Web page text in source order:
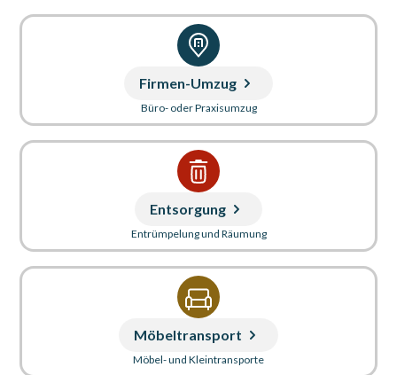
Firmen-Umzug
Büro- oder Praxisumzug
Entsorgung
Entrümpelung und Räumung
Möbeltransport
Möbel- und Kleintransporte